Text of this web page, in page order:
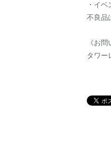
・イ
不良品
《お問
タワー